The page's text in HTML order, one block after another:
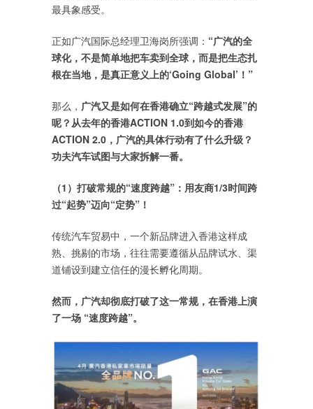
最具象感受。
正如广汽国际总经理卫海岗所强调： “广汽的全
球化，不是简单地把车卖到全球，而是把生态扎
根在当地，是真正意义上的‘Going Global’！”
那么， 广汽又是如何在香港确立“跨越式发展”的
呢？从去年的香港ACTION 1.0到如今的香港
ACTION 2.0，广汽的具体行动有了什么升级？
功夫汽车试图与大家拆解一番。
（1）打破常规的“速度跨越”：用友商1/3时间跨
过“起势”迈向“定势”！
传统汽车贸易中，一个新品牌进入香港这样成
熟、挑剔的市场，往往需要遵循从品牌试水、渠
道铺设到建立信任的漫长孵化周期。
然而，广汽却彻底打破了这一常规，在香港上演
了一场 “速度跨越”。